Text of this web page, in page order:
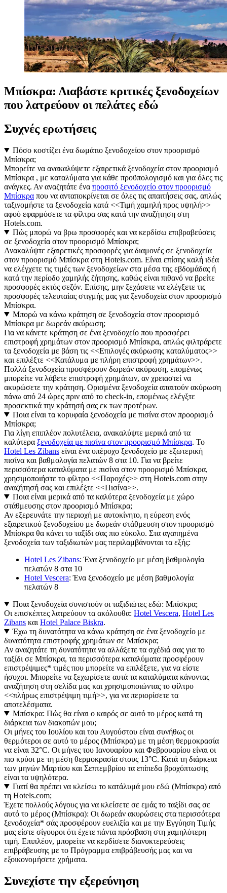
Μπίσκρα: Διαβάστε κριτικές ξενοδοχείων
που λατρεύουν οι πελάτες εδώ
Συχνές ερωτήσεις
Πόσο κοστίζει ένα δωμάτιο ξενοδοχείου στον προορισμό
Μπίσκρα;
Μπορείτε να ανακαλύψετε εξαιρετικά ξενοδοχεία στον προορισμό
Μπίσκρα , με καταλύματα για κάθε προϋπολογισμό και για όλες τις
ανάγκες. Αν αναζητάτε ένα προσιτό ξενοδοχείο στον προορισμό
Μπίσκρα που να ανταποκρίνεται σε όλες τις απαιτήσεις σας, απλώς
ταξινομήστε τα ξενοδοχεία κατά <<Τιμή χαμηλή προς υψηλή>>
αφού εφαρμόσετε τα φίλτρα σας κατά την αναζήτηση στη
Hotels.com.
Πώς μπορώ να βρω προσφορές και να κερδίσω επιβραβεύσεις
σε ξενοδοχεία στον προορισμό Μπίσκρα;
Ανακαλύψτε εξαιρετικές προσφορές για διαμονές σε ξενοδοχεία
στον προορισμό Μπίσκρα στη Hotels.com. Είναι επίσης καλή ιδέα
να ελέγχετε τις τιμές των ξενοδοχείων στα μέσα της εβδομάδας ή
κατά την περίοδο χαμηλής ζήτησης, καθώς είναι πιθανό να βρείτε
προσφορές εκτός σεζόν. Επίσης, μην ξεχάσετε να ελέγξετε τις
προσφορές τελευταίας στιγμής μας για ξενοδοχεία στον προορισμό
Μπίσκρα.
Μπορώ να κάνω κράτηση σε ξενοδοχεία στον προορισμό
Μπίσκρα με δωρεάν ακύρωση;
Για να κάνετε κράτηση σε ένα ξενοδοχείο που προσφέρει
επιστροφή χρημάτων στον προορισμό Μπίσκρα, απλώς φιλτράρετε
τα ξενοδοχεία με βάση τις <<Επιλογές ακύρωσης καταλύματος>>
και επιλέξτε <<Κατάλυμα με πλήρη επιστροφή χρημάτων>>.
Πολλά ξενοδοχεία προσφέρουν δωρεάν ακύρωση, επομένως
μπορείτε να λάβετε επιστροφή χρημάτων, αν χρειαστεί να
ακυρώσετε την κράτηση. Ορισμένα ξενοδοχεία απαιτούν ακύρωση
πάνω από 24 ώρες πριν από το check-in, επομένως ελέγξτε
προσεκτικά την κράτησή σας εκ των προτέρων.
Ποια είναι τα κορυφαία ξενοδοχεία με πισίνα στον προορισμό
Μπίσκρα;
Για λίγη επιπλέον πολυτέλεια, ανακαλύψτε μερικά από τα
καλύτερα ξενοδοχεία με πισίνα στον προορισμό Μπίσκρα. Το
Hotel Les Zibans είναι ένα υπέροχο ξενοδοχείο με εξωτερική
πισίνα και βαθμολογία πελατών 8 στα 10. Για να βρείτε
περισσότερα καταλύματα με πισίνα στον προορισμό Μπίσκρα,
χρησιμοποιήστε το φίλτρο <<Παροχές>> στη Hotels.com στην
αναζήτησή σας και επιλέξτε <<Πισίνα>>.
Ποια είναι μερικά από τα καλύτερα ξενοδοχεία με χώρο
στάθμευσης στον προορισμό Μπίσκρα;
Αν εξερευνάτε την περιοχή με αυτοκίνητο, η εύρεση ενός
εξαιρετικού ξενοδοχείου με δωρεάν στάθμευση στον προορισμό
Μπίσκρα θα κάνει το ταξίδι σας πιο εύκολο. Στα αγαπημένα
ξενοδοχεία των ταξιδιωτών μας περιλαμβάνονται τα εξής:
Hotel Les Zibans: Ένα ξενοδοχείο με μέση βαθμολογία
πελατών 8 στα 10
Hotel Vescera: Ένα ξενοδοχείο με μέση βαθμολογία
πελατών 8
Ποια ξενοδοχεία συνιστούν οι ταξιδιώτες εδώ: Μπίσκρα;
Οι επισκέπτες λατρεύουν τα ακόλουθα: Hotel Vescera, Hotel Les
Zibans και Hotel Palace Biskra.
Έχω τη δυνατότητα να κάνω κράτηση σε ένα ξενοδοχείο με
δυνατότητα επιστροφής χρημάτων σε Μπίσκρα;
Αν αναζητάτε τη δυνατότητα να αλλάξετε τα σχέδιά σας για το
ταξίδι σε Μπίσκρα, τα περισσότερα καταλύματα προσφέρουν
επιστρέψιμες* τιμές που μπορείτε να επιλέξετε, για να είστε
ήσυχοι. Μπορείτε να ξεχωρίσετε αυτά τα καταλύματα κάνοντας
αναζήτηση στη σελίδα μας και χρησιμοποιώντας το φίλτρο
<<πλήρως επιστρέψιμη τιμή>>, για να περιορίσετε τα
αποτελέσματα.
Μπίσκρα: Πώς θα είναι ο καιρός σε αυτό το μέρος κατά τη
διάρκεια των διακοπών μου;
Οι μήνες του Ιουλίου και του Αυγούστου είναι συνήθως οι
θερμότεροι σε αυτό το μέρος (Μπίσκρα) με τη μέση θερμοκρασία
να είναι 32°C. Οι μήνες του Ιανουαρίου και Φεβρουαρίου είναι οι
πιο κρύοι με τη μέση θερμοκρασία στους 13°C. Κατά τη διάρκεια
των μηνών Μαρτίου και Σεπτεμβρίου τα επίπεδα βροχόπτωσης
είναι τα υψηλότερα.
Γιατί θα πρέπει να κλείσω το κατάλυμά μου εδώ (Μπίσκρα) από
τη Hotels.com;
Έχετε πολλούς λόγους για να κλείσετε σε εμάς το ταξίδι σας σε
αυτό το μέρος (Μπίσκρα): Οι δωρεάν ακυρώσεις στα περισσότερα
ξενοδοχεία* σάς προσφέρουν ευελιξία και με την Εγγύηση Τιμής
μας είστε σίγουροι ότι έχετε πάντα πρόσβαση στη χαμηλότερη
τιμή. Επιπλέον, μπορείτε να κερδίσετε διανυκτερεύσεις
επιβράβευσης με το Πρόγραμμα επιβράβευσής μας και να
εξοικονομήσετε χρήματα.
Συνεχίστε την εξερεύνηση